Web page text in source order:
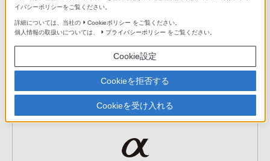
イバシーポリシーをご覧ください。
詳細については、当社の Cookieポリシー をご覧ください。
個人情報の取扱いについては、
プライバシーポリシー をご覧ください。
Cookie設定
Cookieを拒否する
Cookieを受け入れる